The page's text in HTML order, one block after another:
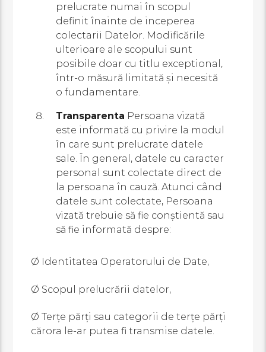
prelucrate numai în scopul
definit înainte de inceperea
colectarii Datelor. Modificările
ulterioare ale scopului sunt
posibile doar cu titlu exceptional,
într-o măsură limitată și necesită
o fundamentare.
Transparenta Persoana vizată
este informată cu privire la modul
în care sunt prelucrate datele
sale. În general, datele cu caracter
personal sunt colectate direct de
la persoana în cauză. Atunci când
datele sunt colectate, Persoana
vizată trebuie să fie conștientă sau
să fie informată despre:
Ø Identitatea Operatorului de Date,
Ø Scopul prelucrării datelor,
Ø Terțe părți sau categorii de terțe părți
cărora le-ar putea fi transmise datele.